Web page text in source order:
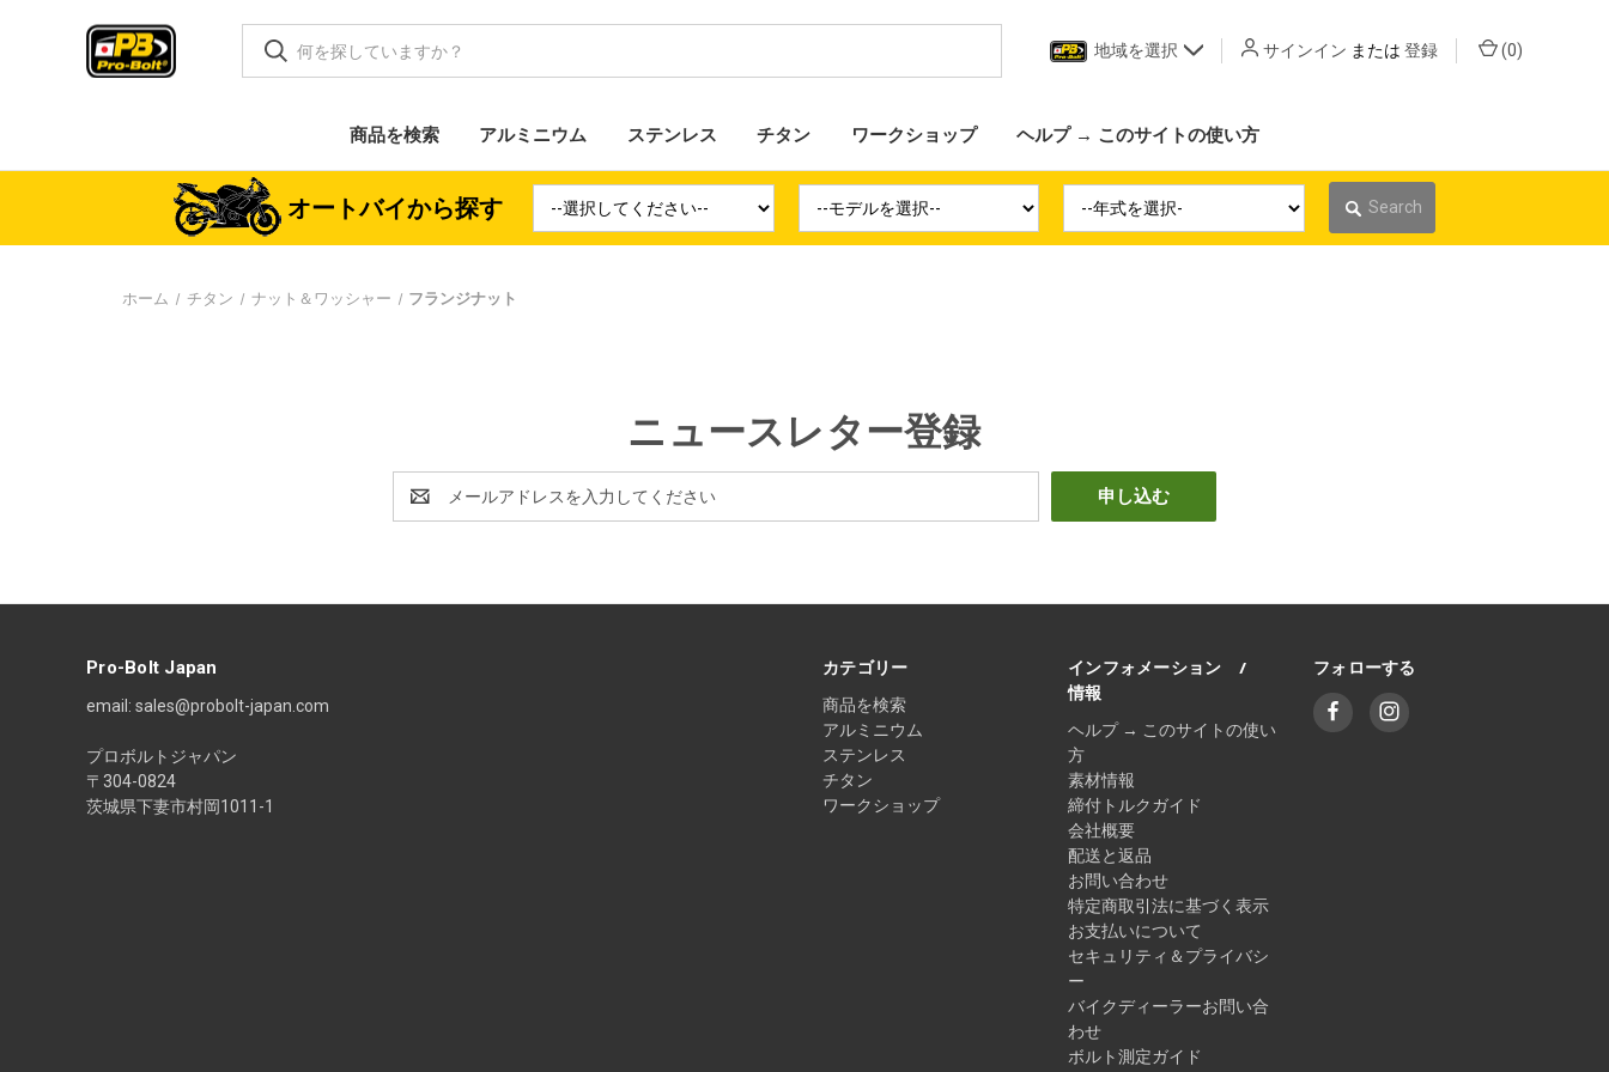
地域を選択 サインイン または 登録 (0)
商品を検索 アルミニウム ステンレス チタン ワークショップ ヘルプ → このサイトの使い方
オートバイから探す Search
ホーム チタン ナット＆ワッシャー フランジナット
ニュースレター登録
ド
カテゴリー
商品を検索
アルミニウム
ステンレス
チタン
ワークショップ
インフォメーション /
情報
ヘルプ → このサイトの使い
方
素材情報
締付トルクガイド
会社概要
配送と返品
お問い合わせ
特定商取引法に基づく表示
お支払いについて
セキュリティ＆プライバシ
ー
バイクディーラーお問い合
わせ
ボルト測定ガイド
フォローする
Pro-Bolt Japan
email: sales@probolt-japan.com
プロボルトジャパン
〒304-0824
茨城県下妻市村岡1011-1